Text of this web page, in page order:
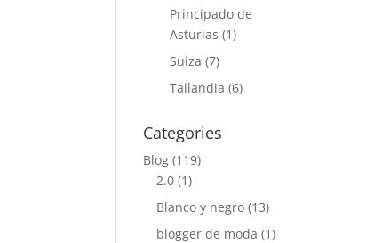
Principado de
Asturias (1)
Suiza (7)
Tailandia (6)
Categories
Blog (119)
2.0 (1)
Blanco y negro (13)
blogger de moda (1)